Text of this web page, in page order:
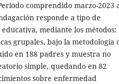
comprendido marzo-2023
responde a tipo de
mediante los métodos:
grupales, bajo la metodología
en 188 padres y muestra no
simple, quedando en 82
sobre enfermedad